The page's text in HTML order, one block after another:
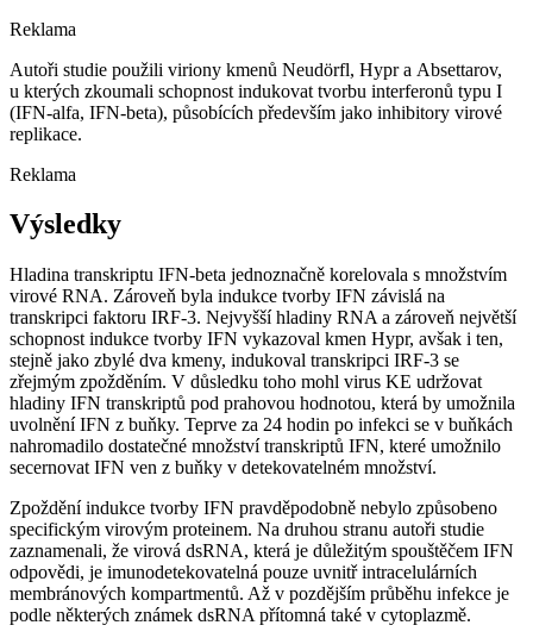
Reklama
Autoři studie použili viriony kmenů Neudörfl, Hypr a Absettarov,
u kterých zkoumali schopnost indukovat tvorbu interferonů typu I
(IFN-alfa, IFN-beta), působících především jako inhibitory virové
replikace.
Reklama
Výsledky
Hladina transkriptu IFN-beta jednoznačně korelovala s množstvím
virové RNA. Zároveň byla indukce tvorby IFN závislá na
transkripci faktoru IRF-3. Nejvyšší hladiny RNA a zároveň největší
schopnost indukce tvorby IFN vykazoval kmen Hypr, avšak i ten,
stejně jako zbylé dva kmeny, indukoval transkripci IRF-3 se
zřejmým zpožděním. V důsledku toho mohl virus KE udržovat
hladiny IFN transkriptů pod prahovou hodnotou, která by umožnila
uvolnění IFN z buňky. Teprve za 24 hodin po infekci se v buňkách
nahromadilo dostatečné množství transkriptů IFN, které umožnilo
secernovat IFN ven z buňky v detekovatelném množství.
Zpoždění indukce tvorby IFN pravděpodobně nebylo způsobeno
specifickým virovým proteinem. Na druhou stranu autoři studie
zaznamenali, že virová dsRNA, která je důležitým spouštěčem IFN
odpovědi, je imunodetekovatelná pouze uvnitř intracelulárních
membránových kompartmentů. Až v pozdějším průběhu infekce je
podle některých známek dsRNA přítomná také v cytoplazmě.